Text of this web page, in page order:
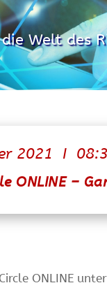
Welt des
2021 I
ONLINE –
ONLINE